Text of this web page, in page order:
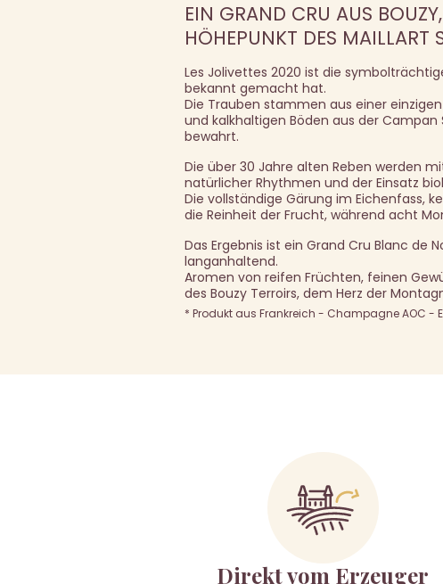
EIN GRAND CRU AUS
HÖHEPUNKT DES MAILLART
Les Jolivettes 2020 ist die
bekannt gemacht hat.
Die Trauben stammen aus einer
und kalkhaltigen Böden aus der
bewahrt.
Die über 30 Jahre alten Reben werden
natürlicher Rhythmen und der Einsatz
Die vollständige Gärung im Eichenfass,
die Reinheit der Frucht, während acht
Das Ergebnis ist ein Grand Cru Blanc de
langanhaltend.
Aromen von reifen Früchten, feinen
des Bouzy Terroirs, dem Herz der
* Produkt aus Frankreich - Champagne AOC -
Direkt vom Erzeuger